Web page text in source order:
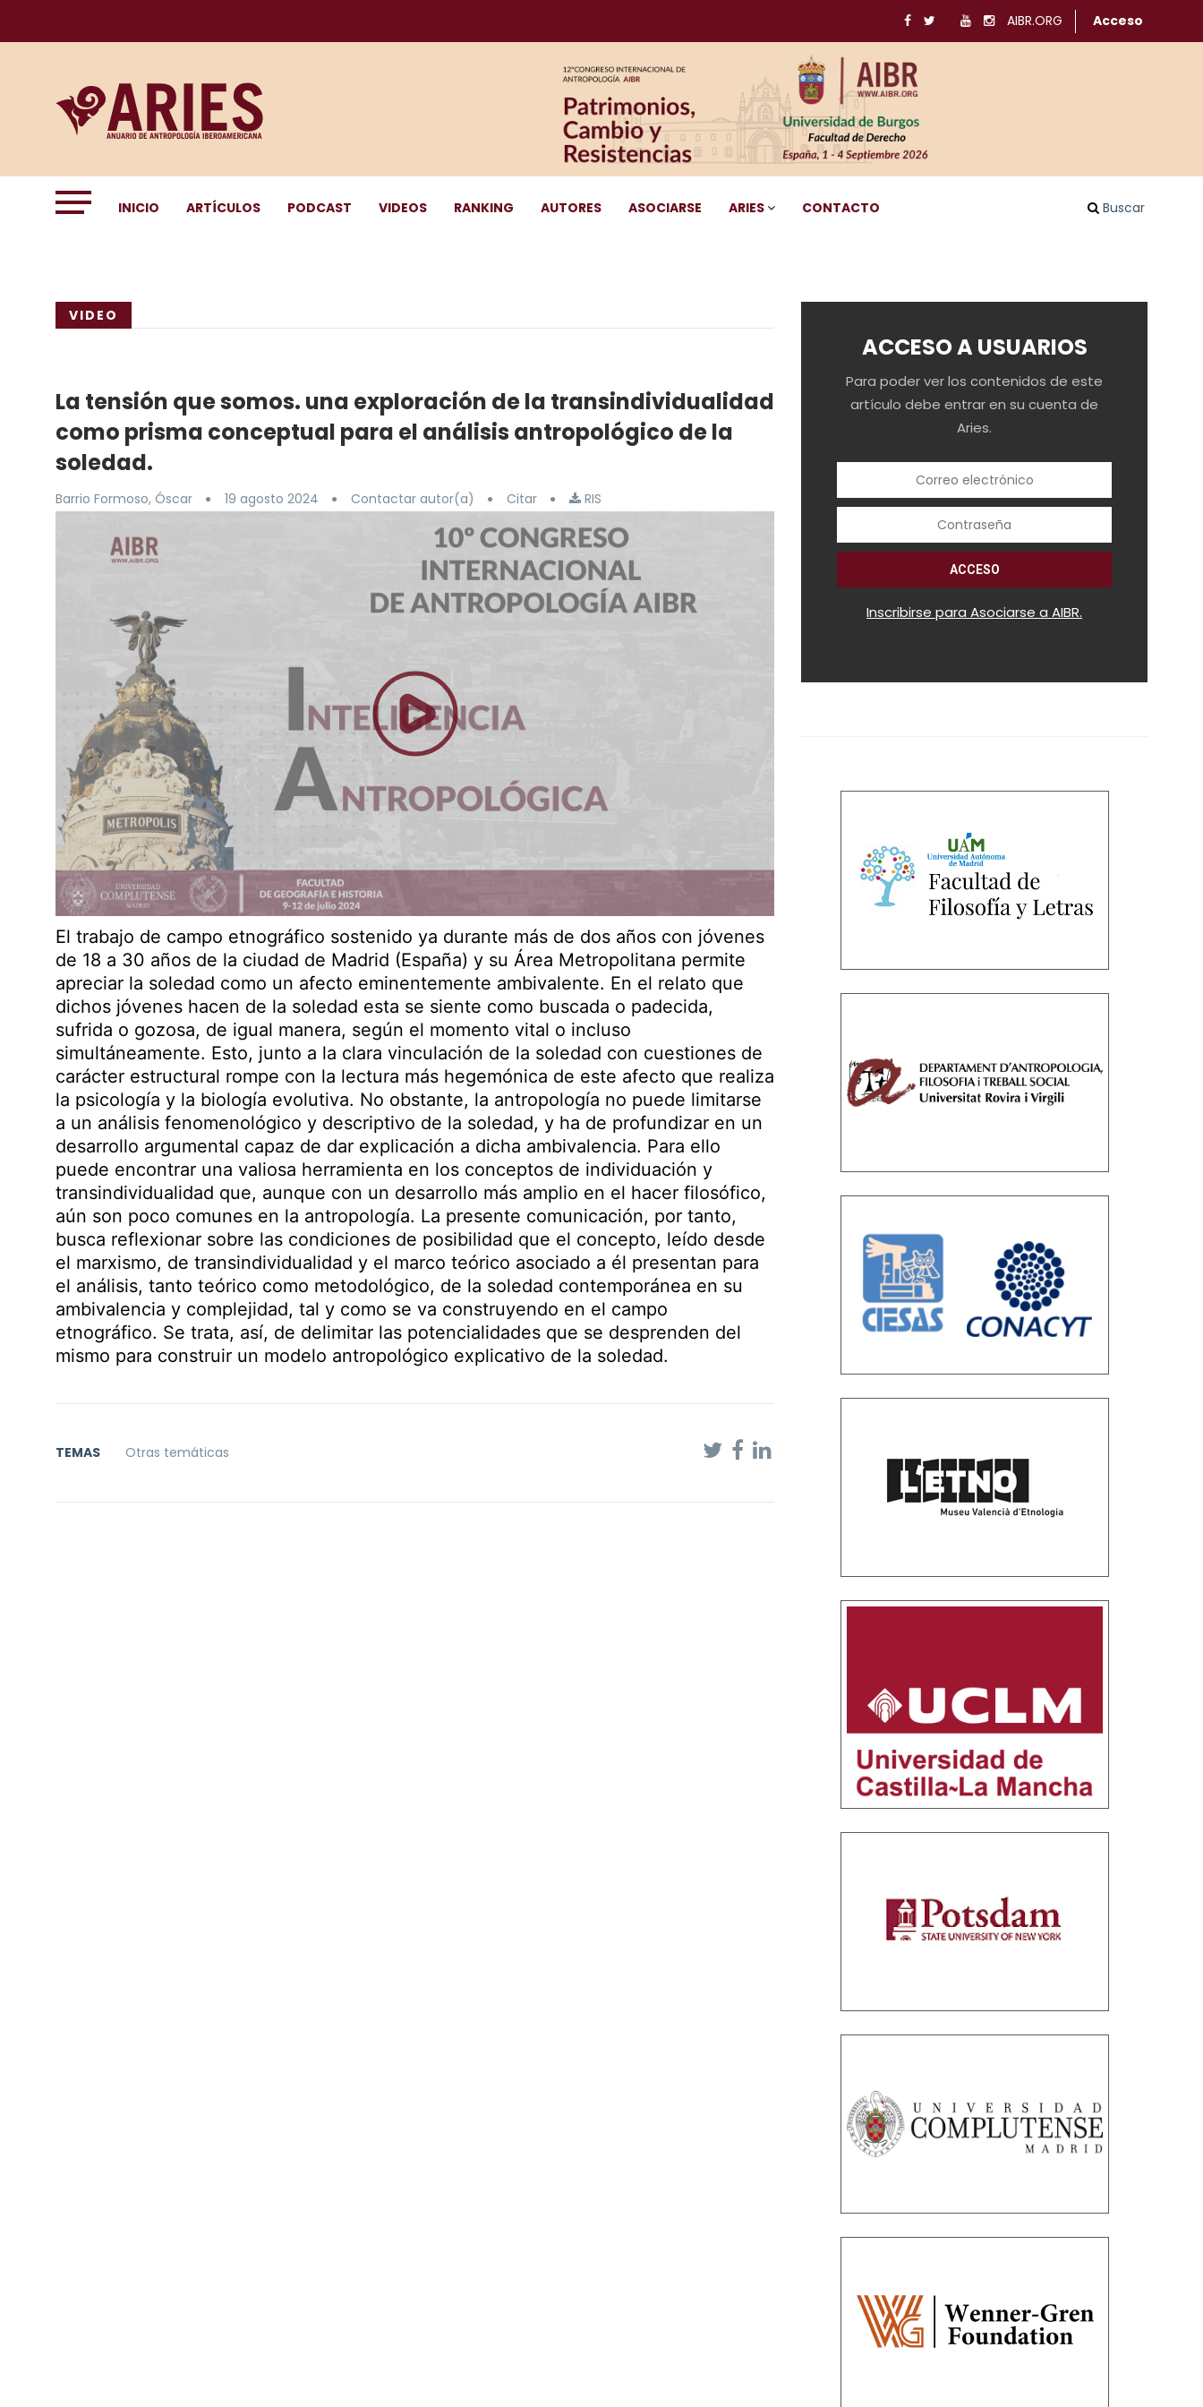
AIBR.ORG Acceso
INICIO ARTÍCULOS PODCAST VIDEOS RANKING AUTORES ASOCIARSE ARIES CONTACTO Buscar
VIDEO
La tensión que somos. una exploración de la transindividualidad
como prisma conceptual para el análisis antropológico de la
soledad.
Barrio Formoso, Óscar 19 agosto 2024 Contactar autor(a) Citar RIS
El trabajo de campo etnográfico sostenido ya durante más de dos años con jóvenes
de 18 a 30 años de la ciudad de Madrid (España) y su Área Metropolitana permite
apreciar la soledad como un afecto eminentemente ambivalente. En el relato que
dichos jóvenes hacen de la soledad esta se siente como buscada o padecida,
sufrida o gozosa, de igual manera, según el momento vital o incluso
simultáneamente. Esto, junto a la clara vinculación de la soledad con cuestiones de
carácter estructural rompe con la lectura más hegemónica de este afecto que realiza
la psicología y la biología evolutiva. No obstante, la antropología no puede limitarse
a un análisis fenomenológico y descriptivo de la soledad, y ha de profundizar en un
desarrollo argumental capaz de dar explicación a dicha ambivalencia. Para ello
puede encontrar una valiosa herramienta en los conceptos de individuación y
transindividualidad que, aunque con un desarrollo más amplio en el hacer filosófico,
aún son poco comunes en la antropología. La presente comunicación, por tanto,
busca reflexionar sobre las condiciones de posibilidad que el concepto, leído desde
el marxismo, de transindividualidad y el marco teórico asociado a él presentan para
el análisis, tanto teórico como metodológico, de la soledad contemporánea en su
ambivalencia y complejidad, tal y como se va construyendo en el campo
etnográfico. Se trata, así, de delimitar las potencialidades que se desprenden del
mismo para construir un modelo antropológico explicativo de la soledad.
TEMAS Otras temáticas
ACCESO A USUARIOS
Para poder ver los contenidos de este
artículo debe entrar en su cuenta de
Aries.
Inscribirse para Asociarse a AIBR.